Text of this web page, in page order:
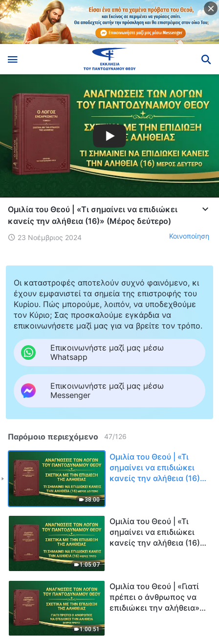
Ομιλία του Θεού | «Τι σημαίνει να επιδιώκει
κανείς την αλήθεια (16)» (Μέρος δεύτερο)
23 Νοέμβριος 2024 Κοινοποίηση
Οι καταστροφές αποτελούν συχνό φαινόμενο, κι
έχουν εμφανιστεί τα σημεία της επιστροφής του
Κυρίου. Πώς μπορούμε, λοιπόν, να υποδεχθούμε
τον Κύριο; Σας προσκαλούμε εγκάρδια να
επικοινωνήσετε μαζί μας για να βρείτε τον τρόπο.
Επικοινωνήστε μαζί μας μέσω
Whatsapp
Επικοινωνήστε μαζί μας μέσω
Messenger
Παρόμοιο περιεχόμενο 47/126
38:00
Ομιλία του Θεού | «Τι
σημαίνει να επιδιώκει
κανείς την αλήθεια (16)»
1:05:07
Ομιλία του Θεού | «Τι
σημαίνει να επιδιώκει
κανείς την αλήθεια (16)»
1:00:51
Ομιλία του Θεού | «Γιατί
πρέπει ο άνθρωπος να
επιδιώκει την αλήθεια»